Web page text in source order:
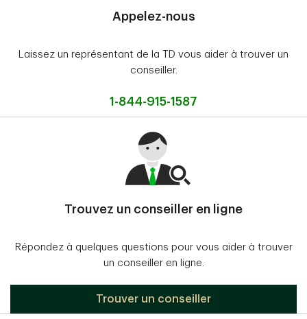
Appelez-nous
Laissez un représentant de la TD vous aider à trouver un
conseiller.
1-844-915-1587
Trouvez un conseiller en ligne
Répondez à quelques questions pour vous aider à trouver
un conseiller en ligne.
Trouver un conseiller